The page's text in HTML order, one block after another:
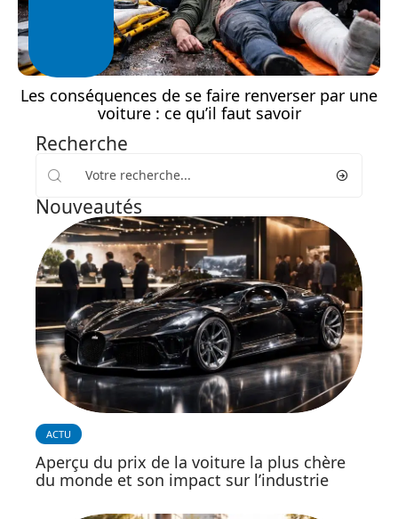
Les conséquences de se faire renverser par une
voiture : ce qu’il faut savoir
Recherche
Nouveautés
ACTU
Aperçu du prix de la voiture la plus chère
du monde et son impact sur l’industrie